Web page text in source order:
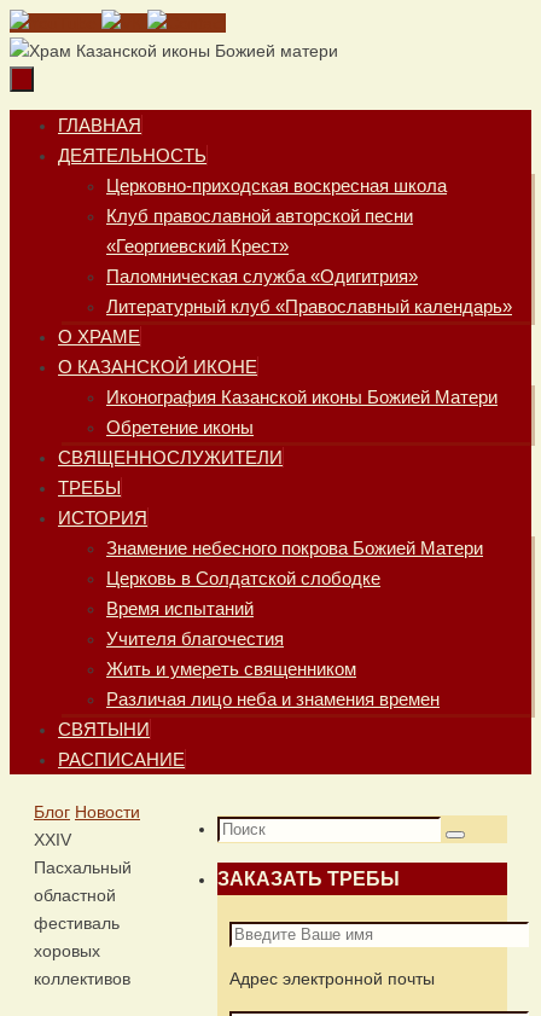
Перейти
к
Перейти
содержимому
ГЛАВНАЯ
ДЕЯТЕЛЬНОСТЬ
Церковно-приходская воскресная школа
Клуб православной авторской песни
«Георгиевский Крест»
Паломническая служба «Одигитрия»
Литературный клуб «Православный календарь»
О ХРАМЕ
О КАЗАНСКОЙ ИКОНЕ
Иконография Казанской иконы Божией Матери
Обретение иконы
СВЯЩЕННОСЛУЖИТЕЛИ
ТРЕБЫ
ИСТОРИЯ
Знамение небесного покрова Божией Матери
Церковь в Солдатской слободке
Время испытаний
Учителя благочестия
Жить и умереть священником
Различая лицо неба и знамения времен
СВЯТЫНИ
РАСПИСАНИЕ
Главная
Блог Новости
XXIV
Пасхальный
областной
фестиваль
хоровых
коллективов
Что
Поиск
ЗАКАЗАТЬ ТРЕБЫ
Адрес электронной почты